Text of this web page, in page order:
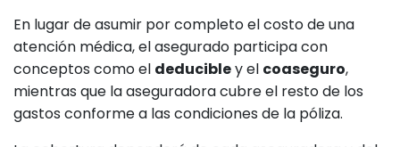
En lugar de asumir por completo el costo de una
atención médica, el asegurado participa con
conceptos como el deducibley el coaseguro,
mientras que la aseguradora cubre el resto de los
gastos conforme a las condiciones de la póliza.